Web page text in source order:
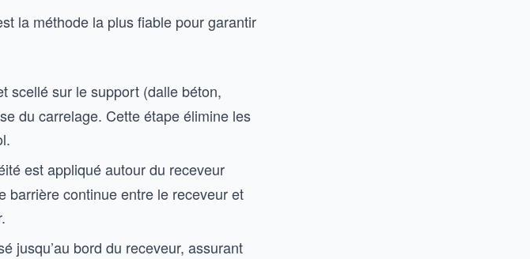
la méthode la plus fiable pour garantir
scellé sur le support (dalle béton,
du carrelage. Cette étape élimine les
est appliqué autour du receveur
barrière continue entre le receveur et
jusqu’au bord du receveur, assurant